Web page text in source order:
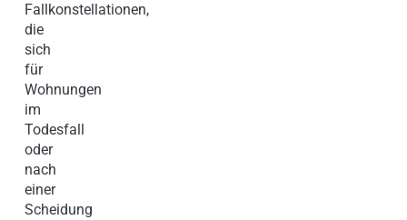
Fallkonstellationen,
die
sich
für
Wohnungen
im
Todesfall
oder
nach
einer
Scheidung